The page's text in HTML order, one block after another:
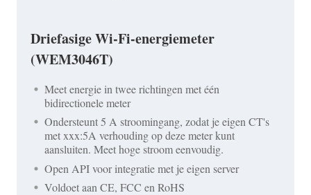
Driefasige Wi-Fi-energiemeter
(WEM3046T)
Meet energie in twee richtingen met één
bidirectionele meter
Ondersteunt 5 A stroomingang, zodat je eigen CT's
met xxx:5A verhouding op deze meter kunt
aansluiten. Meet hoge stroom eenvoudig.
Open API voor integratie met je eigen server
Voldoet aan CE, FCC en RoHS